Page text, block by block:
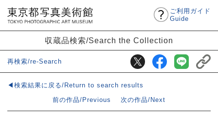
ご利用ガイド
Guide
収蔵品検索/Search the Collection
再検索/re-Search
◀検索結果に戻る/Return to search results
前の作品/Previous
次の作品/Next